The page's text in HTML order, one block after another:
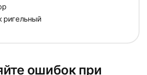
ригельный
ошибок при